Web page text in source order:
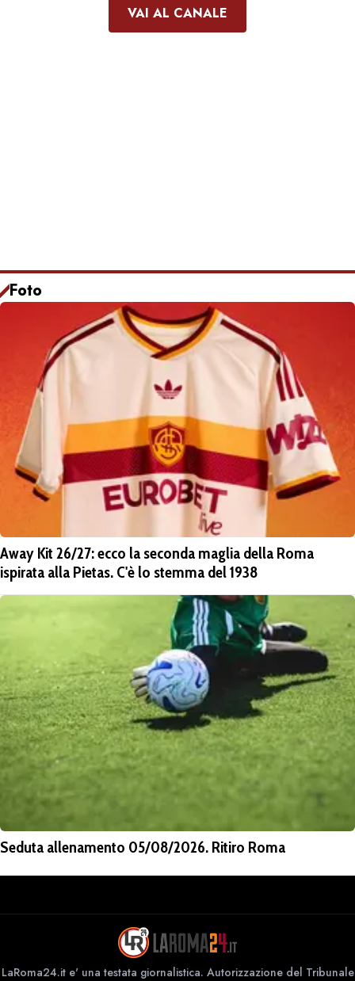
VAI AL CANALE
Foto
Away Kit 26/27: ecco la seconda maglia della Roma
ispirata alla Pietas. C'è lo stemma del 1938
Seduta allenamento 05/08/2026. Ritiro Roma
LaRoma24.it e' una testata giornalistica. Autorizzazione del Tribunale